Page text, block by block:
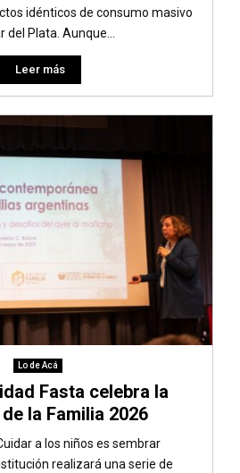
idénticos de consumo masivo
del Plata. Aunque...
Leer más
Lo de Acá
Fasta celebra la
la Familia 2026
a los niños es sembrar
realizará una serie de